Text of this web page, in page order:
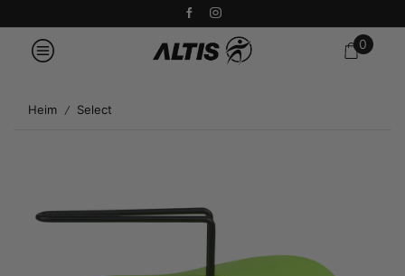
0
Heim / Select